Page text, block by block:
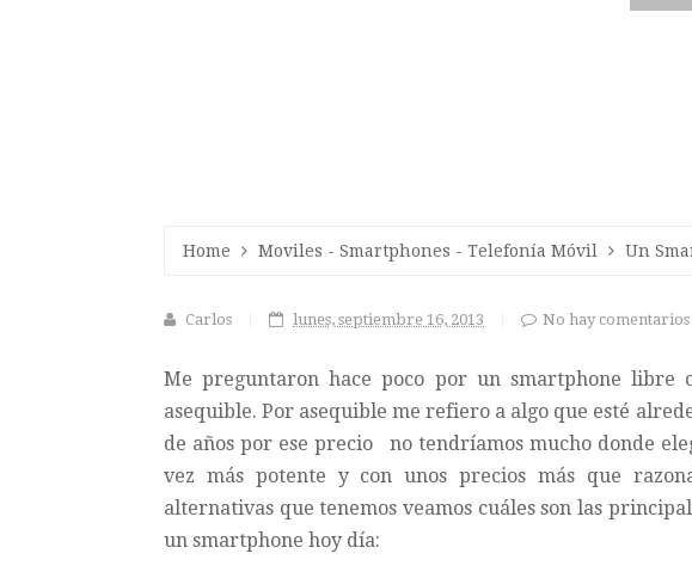
Home Moviles - Smartphones - Telefonía Móvil Un
Carlos lunes, septiembre 16, 2013 No hay comentarios
Me preguntaron hace poco por un smartphone libre
asequible. Por asequible me refiero a algo que esté
de años por ese precio no tendríamos mucho donde
vez más potente y con unos precios más que
alternativas que tenemos veamos cuáles son las
un smartphone hoy día: